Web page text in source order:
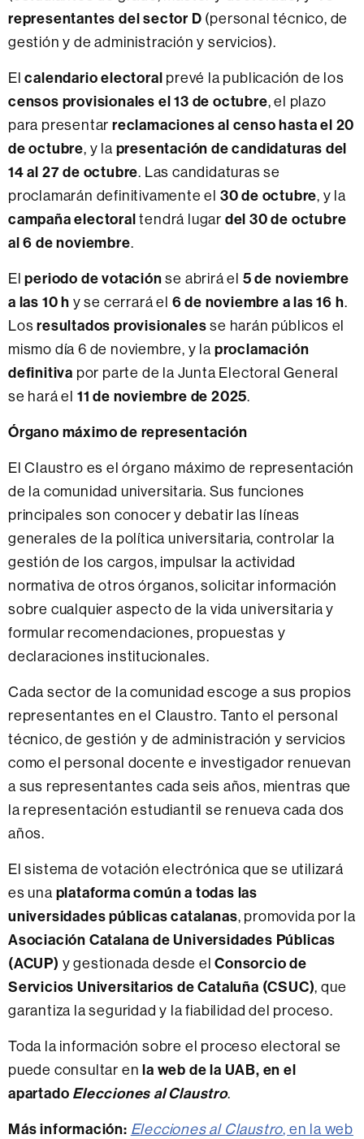
representantes del sector D (personal técnico, de
gestión y de administración y servicios).
Elcalendario electoral prevé la publicación de los
censos provisionales el 13 de octubre, el plazo
para presentarreclamaciones al censo hasta el 20
de octubre, y la presentación de candidaturas del
14 al 27 de octubre. Las candidaturas se
proclamarán definitivamente el 30 de octubre, y la
campaña electoral tendrá lugar del 30 de octubre
al 6 de noviembre.
Elperiodo de votación se abrirá el 5 de noviembre
a las 10 h y se cerrará el 6 de noviembre a las 16 h.
Losresultados provisionales se harán públicos el
mismo día 6 de noviembre, y la proclamación
definitiva por parte de la Junta Electoral General
se hará el 11 de noviembre de 2025.
Órgano máximo de representación
El Claustro es el órgano máximo de representación
de la comunidad universitaria. Sus funciones
principales son conocer y debatir las líneas
generales de la política universitaria, controlar la
gestión de los cargos, impulsar la actividad
normativa de otros órganos, solicitar información
sobre cualquier aspecto de la vida universitaria y
formular recomendaciones, propuestas y
declaraciones institucionales.
Cada sector de la comunidad escoge a sus propios
representantes en el Claustro. Tanto el personal
técnico, de gestión y de administración y servicios
como el personal docente e investigador renuevan
a sus representantes cada seis años, mientras que
la representación estudiantil se renueva cada dos
años.
El sistema de votación electrónica que se utilizará
es una plataforma común a todas las
universidades públicas catalanas, promovida por la
Asociación Catalana de Universidades Públicas
(ACUP) y gestionada desde elConsorcio de
Servicios Universitarios de Cataluña (CSUC), que
garantiza la seguridad y la fiabilidad del proceso.
Toda la información sobre el proceso electoral se
puede consultar enla web de la UAB, en el
apartado Elecciones al Claustro.
Más información: Elecciones al Claustro, en la web